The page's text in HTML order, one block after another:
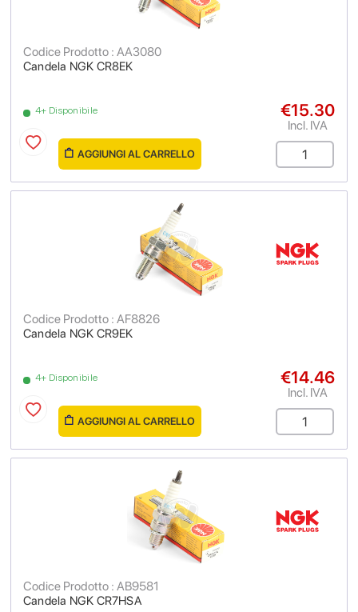
Candela NGK CR8EK
Codice Prodotto : AA3080
4+ Disponibile €15.30
Incl. IVA
AGGIUNGI AL CARRELLO
Candela NGK CR9EK
Codice Prodotto : AF8826
4+ Disponibile €14.46
Incl. IVA
AGGIUNGI AL CARRELLO
Candela NGK CR7HSA
Codice Prodotto : AB9581